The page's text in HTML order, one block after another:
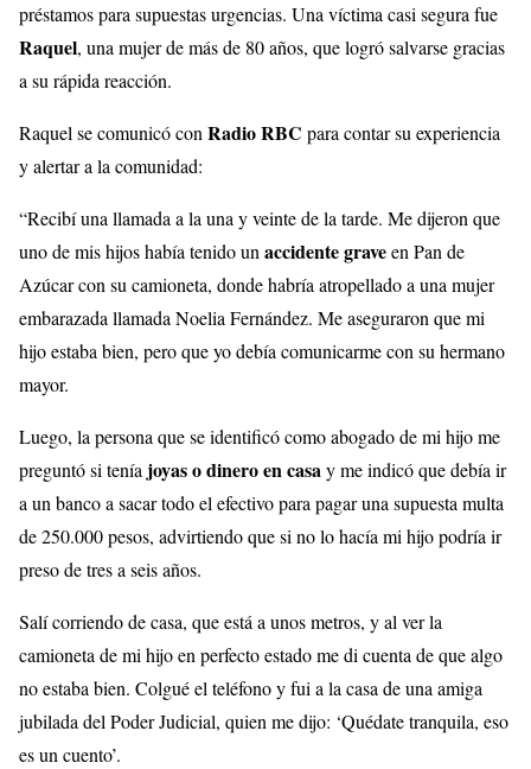
préstamos para supuestas urgencias. Una víctima casi segura fue
Raquel, una mujer de más de 80 años, que logró salvarse gracias
a su rápida reacción.
Raquel se comunicó con Radio RBC para contar su experiencia
y alertar a la comunidad:
“Recibí una llamada a la una y veinte de la tarde. Me dijeron que
uno de mis hijos había tenido un accidente graveen Pan de
Azúcar con su camioneta, donde habría atropellado a una mujer
embarazada llamada Noelia Fernández. Me aseguraron que mi
hijo estaba bien, pero que yo debía comunicarme con su hermano
mayor.
Luego, la persona que se identificó como abogado de mi hijo me
preguntó si tenía joyas o dinero en casay me indicó que debía ir
a un banco a sacar todo el efectivo para pagar una supuesta multa
de 250.000 pesos, advirtiendo que si no lo hacía mi hijo podría ir
preso de tres a seis años.
Salí corriendo de casa, que está a unos metros, y al ver la
camioneta de mi hijo en perfecto estado me di cuenta de que algo
no estaba bien. Colgué el teléfono y fui a la casa de una amiga
jubilada del Poder Judicial, quien me dijo: ‘Quédate tranquila, eso
es un cuento’.